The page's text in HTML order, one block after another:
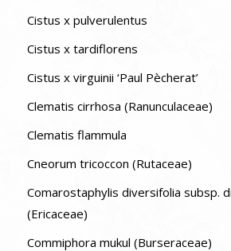
Cistus x pulverulentus
Cistus x tardiflorens
Cistus x virguinii ‘Paul Pècherat’
Clematis cirrhosa (Ranunculaceae)
Clematis flammula
Cneorum tricoccon (Rutaceae)
Comarostaphylis diversifolia subsp.
(Ericaceae)
Commiphora mukul (Burseraceae)